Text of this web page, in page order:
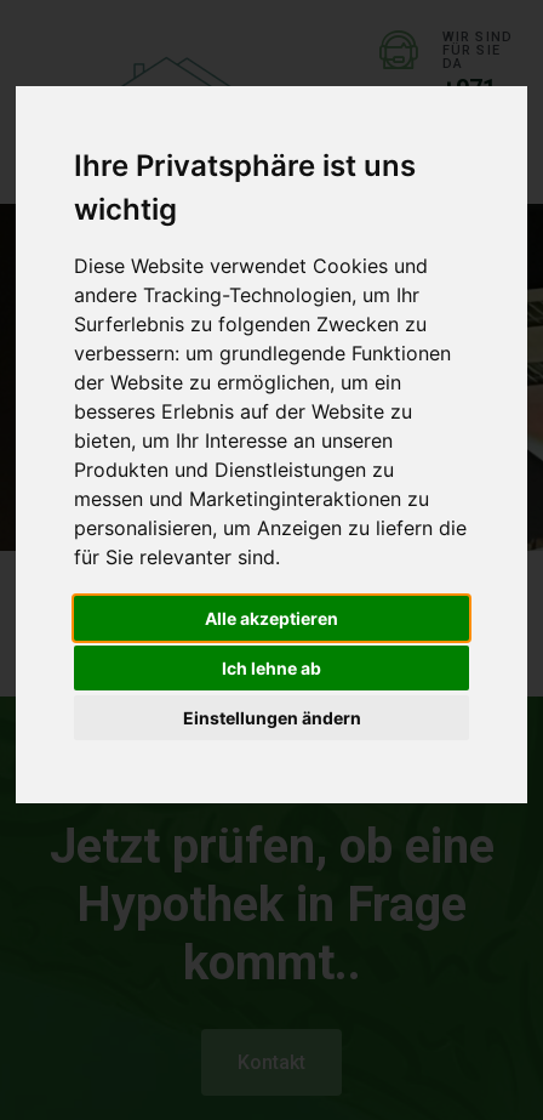
Ihre Privatsphäre ist uns
wichtig
Diese Website verwendet Cookies und
andere Tracking-Technologien, um Ihr
Surferlebnis zu folgenden Zwecken zu
verbessern: um grundlegende Funktionen
der Website zu ermöglichen, um ein
besseres Erlebnis auf der Website zu
bieten, um Ihr Interesse an unseren
Produkten und Dienstleistungen zu
messen und Marketinginteraktionen zu
personalisieren, um Anzeigen zu liefern die
für Sie relevanter sind.
Alle akzeptieren
Ich lehne ab
Einstellungen ändern
WIR SIND
FÜR SIE
DA
+971
Startseite / Blog
Blog
Jetzt prüfen, ob eine
Hypothek in Frage
kommt..
Kontakt